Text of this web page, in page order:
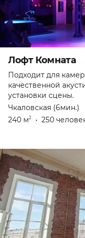
Лофт Комната
Подходит для
качественной
установки сцены.
Чкаловская (6мин.)
240 м2 • 250